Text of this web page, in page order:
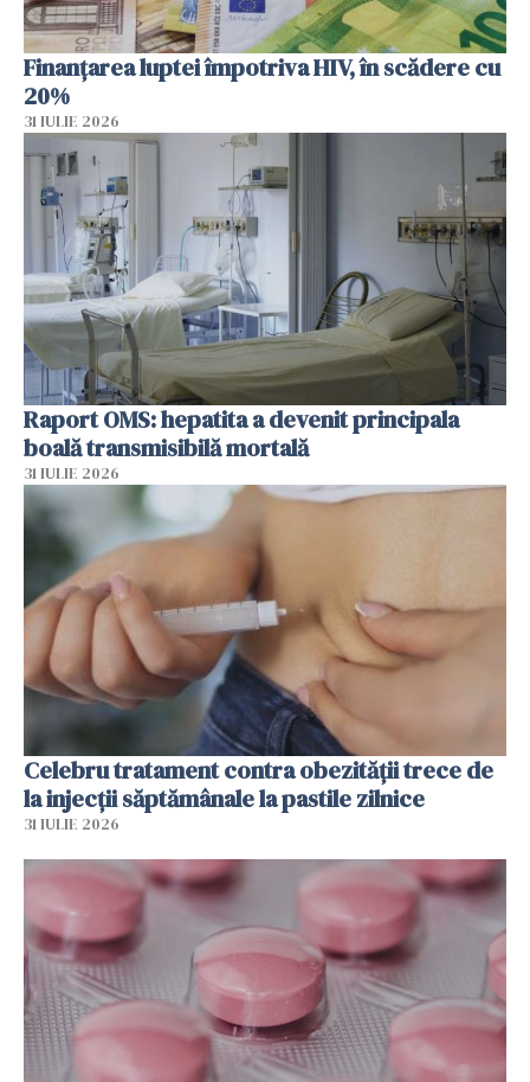
Finanțarea luptei împotriva HIV, în scădere cu
20%
31 IULIE 2026
Raport OMS: hepatita a devenit principala
boală transmisibilă mortală
31 IULIE 2026
Celebru tratament contra obezității trece de
la injecții săptămânale la pastile zilnice
31 IULIE 2026